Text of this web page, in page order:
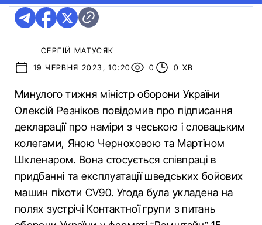
СЕРГІЙ МАТУСЯК
19 ЧЕРВНЯ 2023, 10:20
0 0 ХВ
Минулого тижня міністр оборони України
Олексій Резніков повідомив про підписання
декларації про наміри з чеською і словацьким
колегами, Яною Черноховою та Мартіном
Шкленаром. Вона стосується співпраці в
придбанні та експлуатації шведських бойових
машин піхоти CV90. Угода була укладена на
полях зустрічі Контактної групи з питань